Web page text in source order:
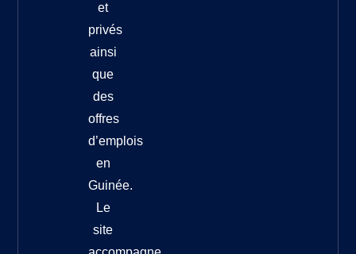
et
privés
ainsi
que
des
offres
d’emplois
en
Guinée.
Le
site